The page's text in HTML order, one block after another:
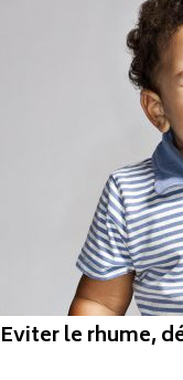
Eviter le rhume,